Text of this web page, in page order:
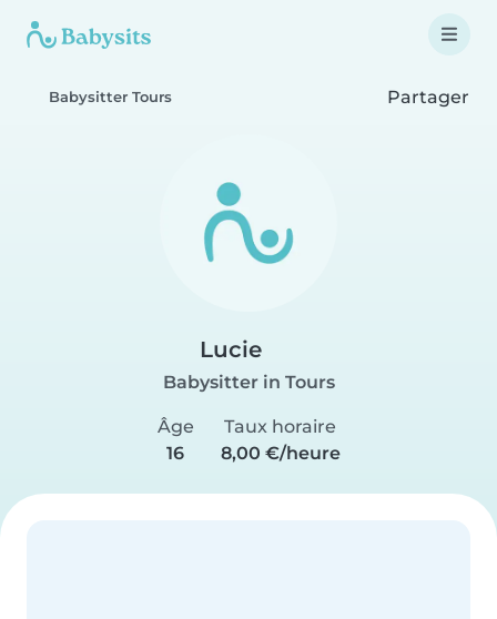
Babysitter Tours Partager
Lucie
Babysitter in Tours
Âge
16
Taux horaire
8,00 €/heure